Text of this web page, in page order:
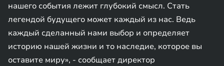
нашего события лежит глубокий смысл. Стать
легендой будущего может каждый из нас. Ведь
каждый сделанный нами выбор и определяет
историю нашей жизни и то наследие, которое вы
оставите миру», - сообщает директор